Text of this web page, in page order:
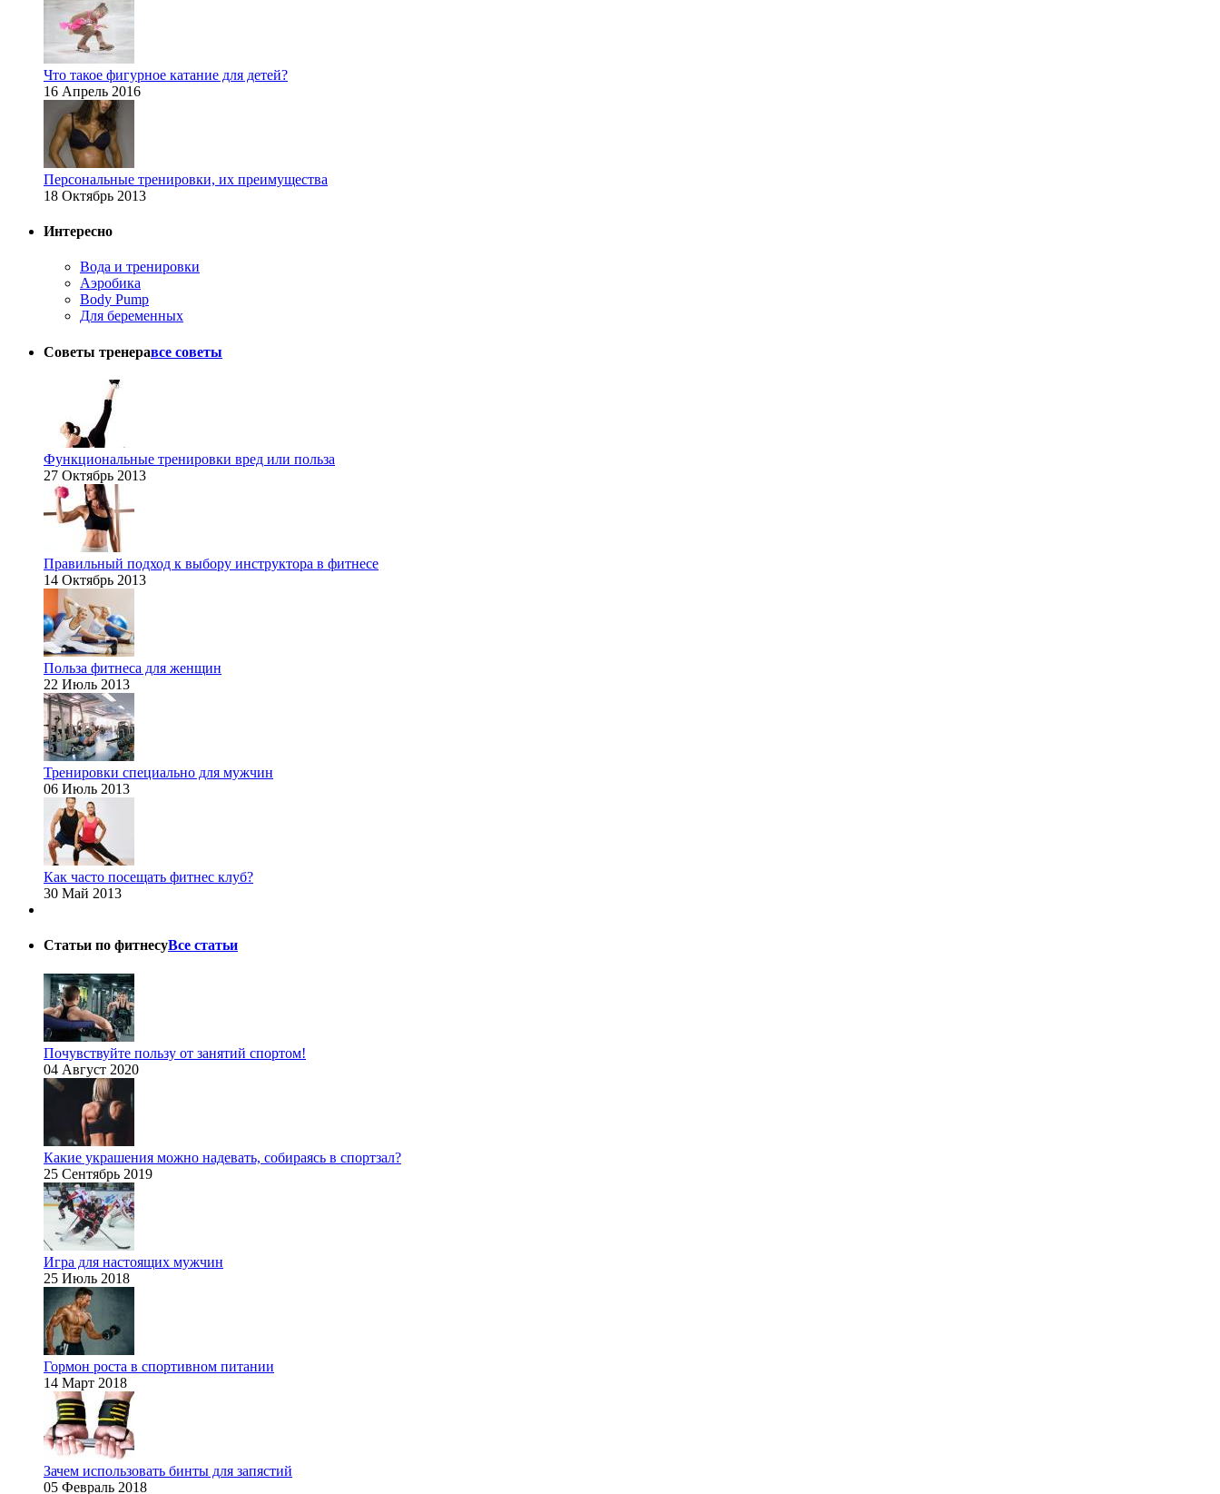
Что такое фигурное катание для детей?
16 Апрель 2016
Персональные тренировки, их преимущества
18 Октябрь 2013
Интересно
Вода и тренировки
Аэробика
Body Pump
Для беременных
Советы тренеравсе советы
Функциональные тренировки вред или польза
27 Октябрь 2013
Правильный подход к выбору инструктора в фитнесе
14 Октябрь 2013
Польза фитнеса для женщин
22 Июль 2013
Тренировки специально для мужчин
06 Июль 2013
Как часто посещать фитнес клуб?
30 Май 2013
Статьи по фитнесуВсе статьи
Почувствуйте пользу от занятий спортом!
04 Август 2020
Какие украшения можно надевать, собираясь в спортзал?
25 Сентябрь 2019
Игра для настоящих мужчин
25 Июль 2018
Гормон роста в спортивном питании
14 Март 2018
Зачем использовать бинты для запястий
05 Февраль 2018